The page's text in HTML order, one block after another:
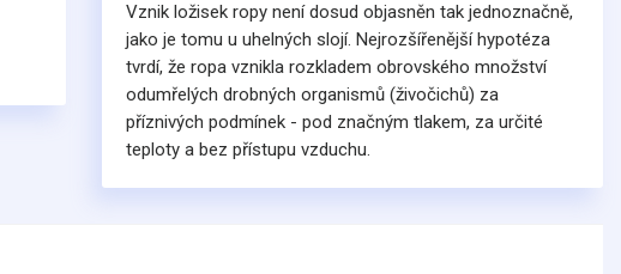
Vznik ložisek ropy není dosud objasněn tak jednoznačně,
jako je tomu u uhelných slojí. Nejrozšířenější hypotéza
tvrdí, že ropa vznikla rozkladem obrovského množství
odumřelých drobných organismů (živočichů) za
příznivých podmínek - pod značným tlakem, za určité
teploty a bez přístupu vzduchu.